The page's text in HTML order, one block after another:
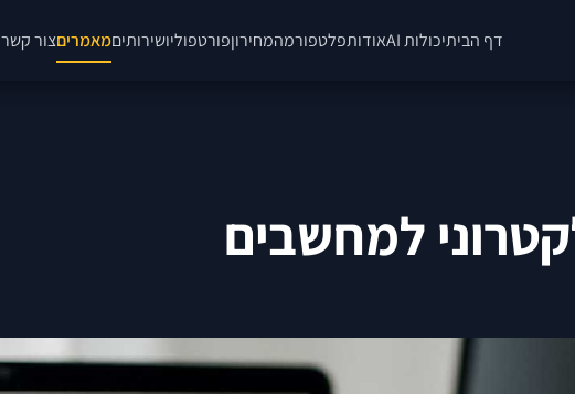
דף הביתיכולות AI אודותפלטפורמהמחירוןפורטפוליושירותיםמאמריםצור קשר
למחשבים